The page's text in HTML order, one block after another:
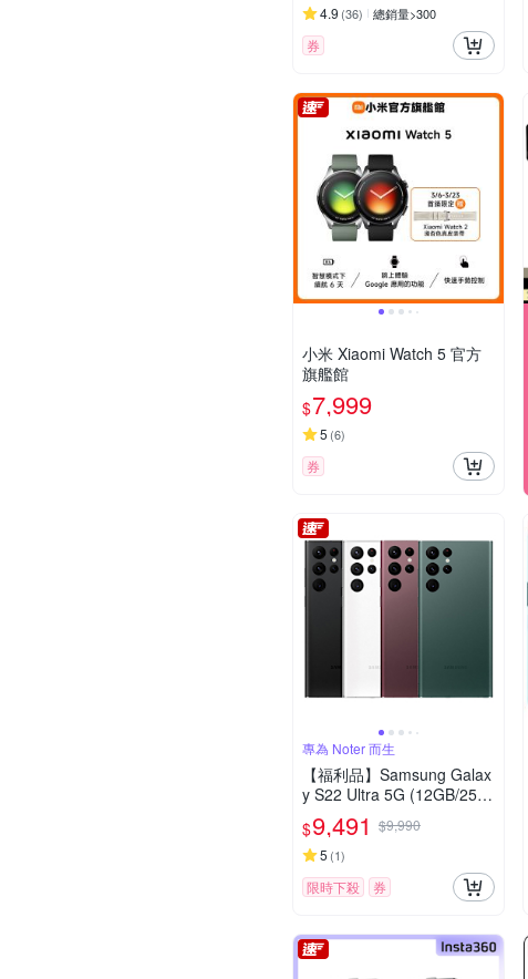
4.9 (36) 總銷量>300
券
小米 Xiaomi Watch 5 官方
旗艦館
$7,999
5 (6)
券
專為 Noter 而生
【福利品】Samsung Galax
y S22 Ultra 5G (12GB/256
GB)
$9,491 $9,990
5 (1)
限時下殺 券